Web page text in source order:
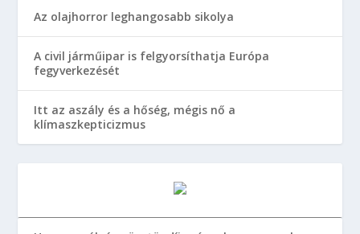
Az olajhorror leghangosabb sikolya
A civil járműipar is felgyorsíthatja Európa
fegyverkezését
Itt az aszály és a hőség, mégis nő a
klímaszkepticizmus